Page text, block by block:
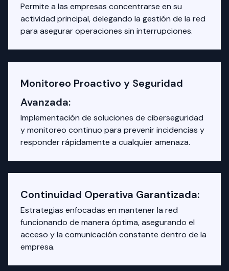
Permite a las empresas concentrarse en su
actividad principal, delegando la gestión de la red
para asegurar operaciones sin interrupciones.
Monitoreo Proactivo y Seguridad
Avanzada:
Implementación de soluciones de ciberseguridad
y monitoreo continuo para prevenir incidencias y
responder rápidamente a cualquier amenaza.
Continuidad Operativa Garantizada:
Estrategias enfocadas en mantener la red
funcionando de manera óptima, asegurando el
acceso y la comunicación constante dentro de la
empresa.